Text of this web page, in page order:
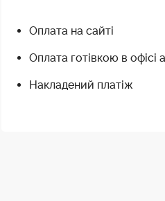
Оплата на сайті
Оплата готівкою в офісі
Накладений платіж